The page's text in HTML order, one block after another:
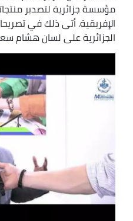
مؤسسة جزائرية لتصدير
الإفريقية. أتى ذلك في تصريحات
الجزائرية على لسان هشام